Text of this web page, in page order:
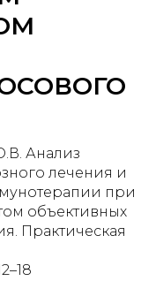
Анализ
лечения и
при
объективных
Практическая